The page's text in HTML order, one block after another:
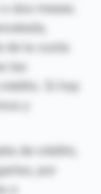
dos meses.
de la cuota
las
Si hay
y
de crédito,
por
o